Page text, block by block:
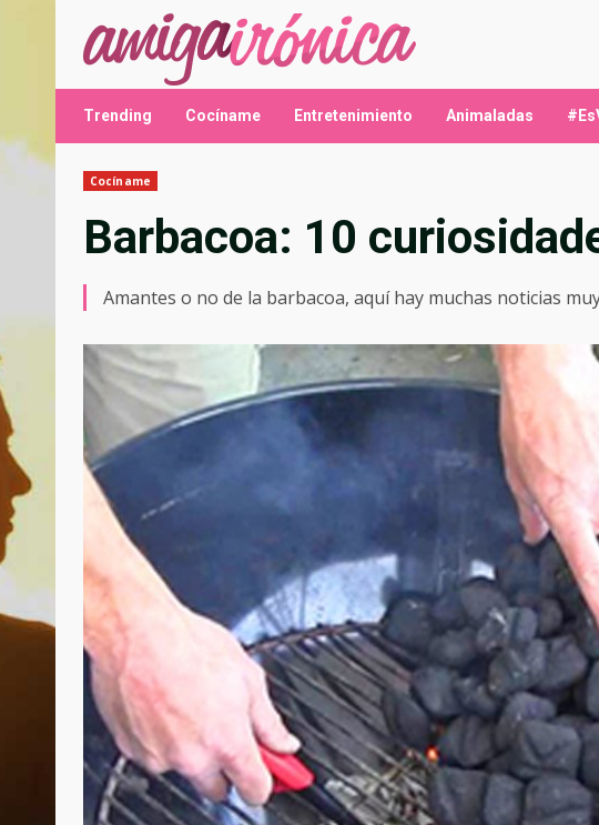
contenido
Trending Cocíname Entretenimiento Animaladas
Cocíname
Barbacoa: 10
Amantes o no de la barbacoa, aquí hay muchas noticias